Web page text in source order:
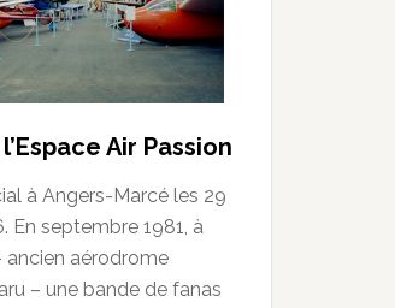
Air Passion
à Angers-Marcé les 29
En septembre 1981, à
ancien aérodrome
– une bande de fanas